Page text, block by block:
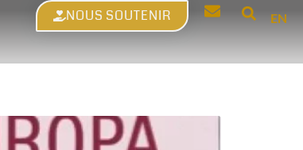
NOUS SOUTENIR EN